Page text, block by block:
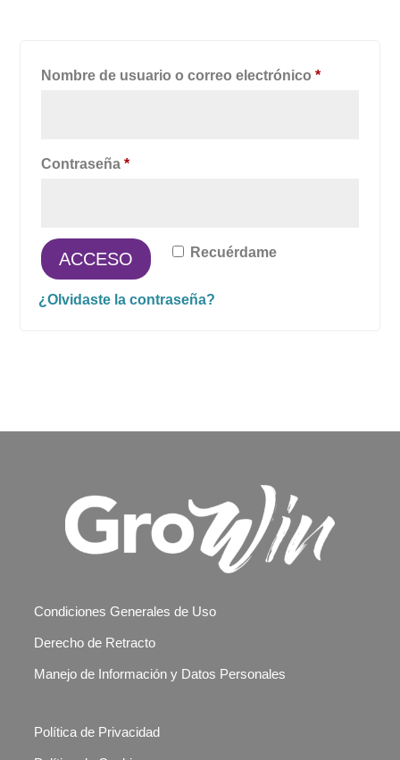
Nombre de usuario o correo electrónico*Obligatorio
Contraseña*Obligatorio
Recuérdame
ACCESO
¿Olvidaste la contraseña?
Condiciones Generales de Uso
Derecho de Retracto
Manejo de Información y Datos Personales
Política de Privacidad